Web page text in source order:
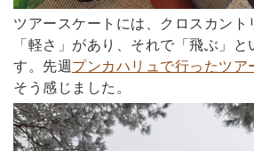
ツアースケートには、クロスカント
「軽さ」があり、それで「飛ぶ」
す。先週プンカハリュで行ったツア
そう感じました。